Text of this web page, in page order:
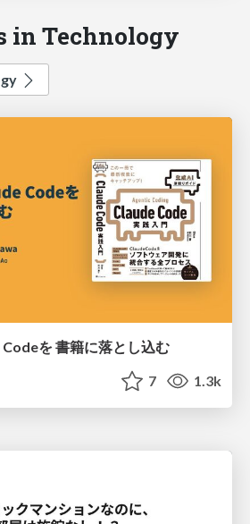
in Technology
を 書籍に落とし込む
7 1.3k